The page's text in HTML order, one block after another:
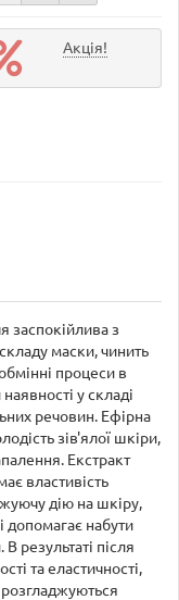
Акція!
заспокійлива з
маски, чинить
процеси в
у складі
речовин. Ефірна
зів'ялої шкіри,
Екстракт
властивість
дію на шкіру,
допомагає набути
результаті після
та еластичності,